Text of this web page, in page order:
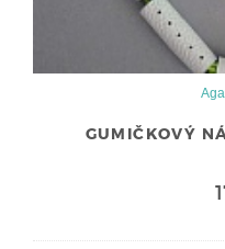
GUMIČKOVÝ